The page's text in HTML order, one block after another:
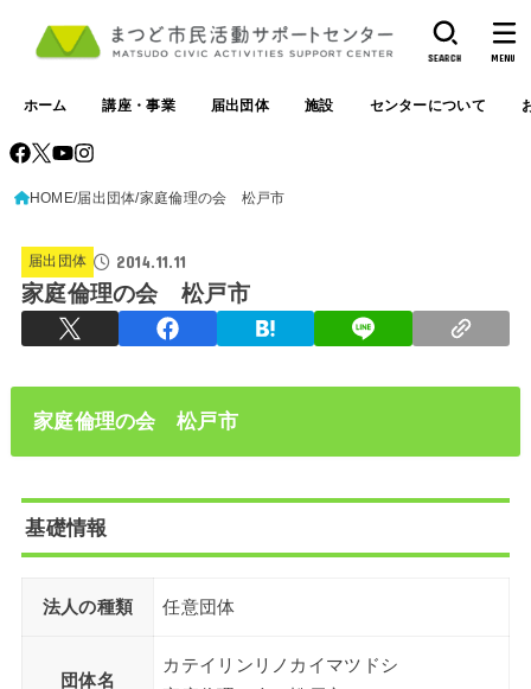
ホーム 講座・事業 届出団体 施設 センターについて
SEARCH MENU
HOME 届出団体 家庭倫理の会 松戸市
届出団体 2014.11.11
家庭倫理の会 松戸市
家庭倫理の会 松戸市
基礎情報
法人の種類 任意団体
団体名
カテイリンリノカイマツドシ